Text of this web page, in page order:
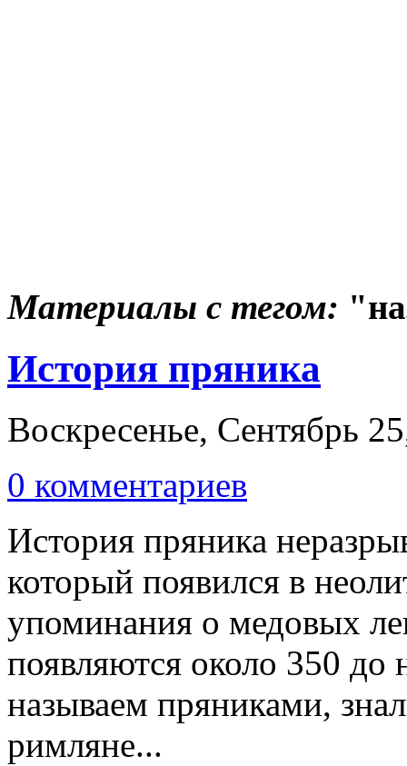
Материалы с тегом:
История пряника
Воскресенье, Сентябрь
0 комментариев
История пряника
который появился в
упоминания о медовых
появляются около 350
называем пряниками,
римляне...